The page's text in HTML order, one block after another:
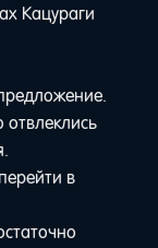
Кацураги
в